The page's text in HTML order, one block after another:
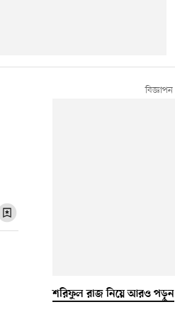
শরিফুল রাজ নিয়ে আরও পড়ুন